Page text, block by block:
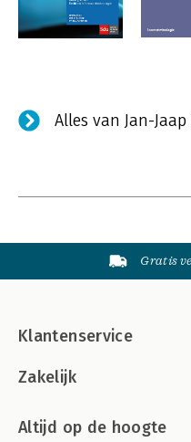
Alles van Jan-
Gratis
Klantenservice
Zakelijk
Altijd op de hoogte